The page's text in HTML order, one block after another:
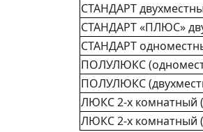
СТАНДАРТ
СТАНДАРТ «ПЛЮС»
СТАНДАРТ
ПОЛУЛЮКС
ПОЛУЛЮКС
ЛЮКС 2-х комнатный
ЛЮКС 2-х комнатный